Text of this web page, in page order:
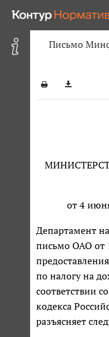
Письмо
от 4
Департамент
письмо ОАО от
по налогу на
соответствии со
кодекса
разъясняет